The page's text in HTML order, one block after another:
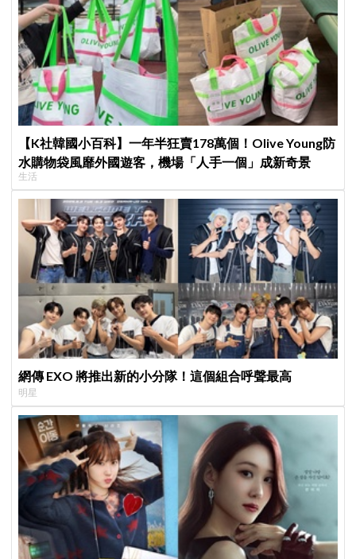
【K社韓國小百科】一年半狂賣178萬個！Olive Young防
水購物袋風靡外國遊客，機場「人手一個」成新奇景
生活
網傳 EXO 將推出新的小分隊！這個組合呼聲最高
明星